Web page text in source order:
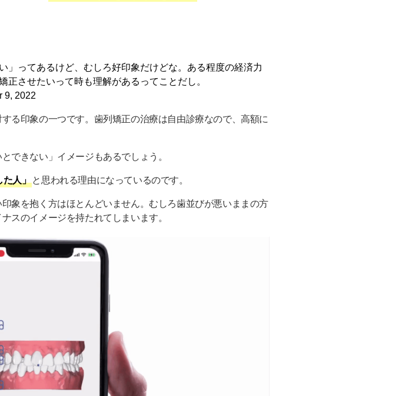
」ってあるけど、むしろ好印象だけどな。ある程度の経済力
させたいって時も理解があるってことだし。
9, 2022
る印象の一つです。歯列矯正の治療は自由診療なので、高額に
できない」イメージもあるでしょう。
人」 と思われる理由になっているのです。
象を抱く方はほとんどいません。むしろ歯並びが悪いままの方
スのイメージを持たれてしまいます。